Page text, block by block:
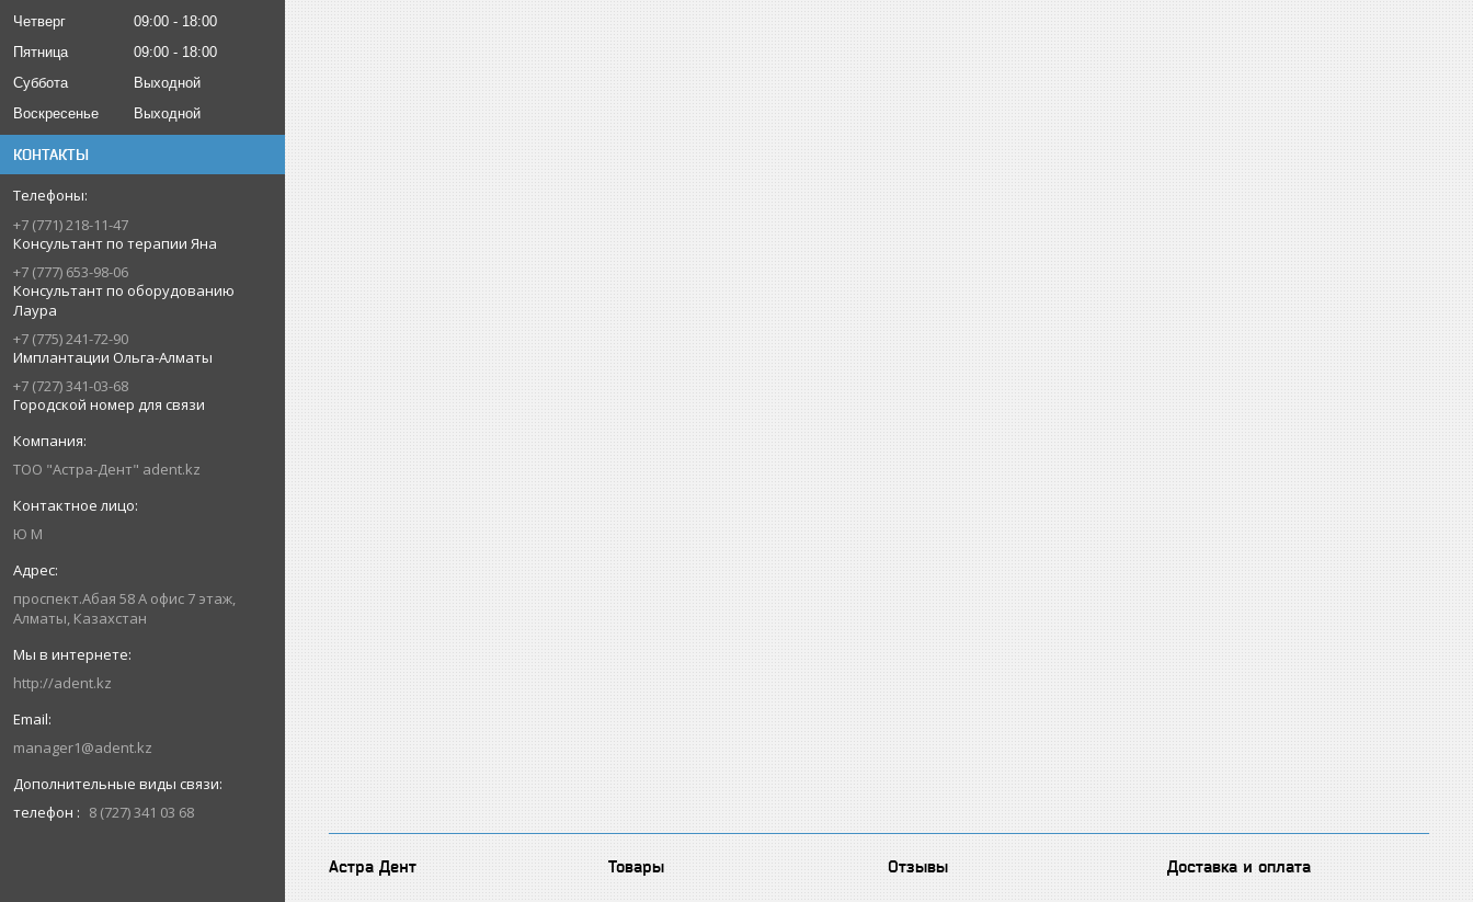
Четверг
09:00
18:00
Пятница
09:00
18:00
Суббота
Выходной
Воскресенье
Выходной
КОНТАКТЫ
+7 (771) 218-11-47
Консультант по терапии Яна
+7 (777) 653-98-06
Консультант по оборудованию
Лаура
+7 (775) 241-72-90
Имплантации Ольга-Алматы
+7 (727) 341-03-68
Городской номер для связи
ТОО "Астра-Дент" adent.kz
Ю М
проспект.Абая 58 А офис 7 этаж,
Алматы, Казахстан
http://adent.kz
manager1@adent.kz
телефон 8 (727) 341 03 68
Астра Дент Товары Отзывы Доставка и оплата